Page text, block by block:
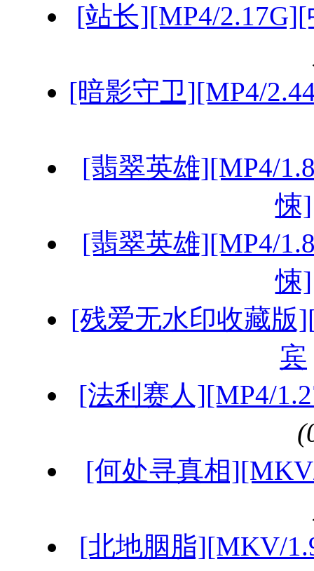
[站长][MP4/
[暗影守卫][MP4/
[翡翠英雄][MP4/
悚]
[翡翠英雄][MP4/
悚]
[残爱无水印收藏版
宾
[法利赛人][MP4/
[何处寻真相
[北地胭脂][MKV/